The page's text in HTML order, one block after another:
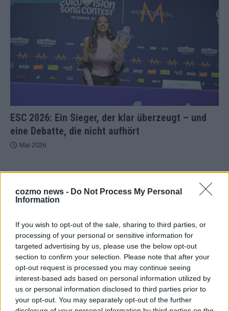
cozmo news - Do Not Process My Personal
Information
If you wish to opt-out of the sale, sharing to third parties, or
processing of your personal or sensitive information for
targeted advertising by us, please use the below opt-out
section to confirm your selection. Please note that after your
opt-out request is processed you may continue seeing
interest-based ads based on personal information utilized by
us or personal information disclosed to third parties prior to
your opt-out. You may separately opt-out of the further
ESC 2026: Ein Sieger, der klar überzeugt – und
eine Debatte, die nicht aufhört
Mai 2026
Bulgarien gewinnt den Eurovision Song Contest 2026 – das
große Abschlussbild aus Wien
EUROVISION
Das Papierboot kommt aus Basel: JJ eröffnet das ESC-
Finale in Wien – alle Show-Highlights
Mai 2026
EUROVISION